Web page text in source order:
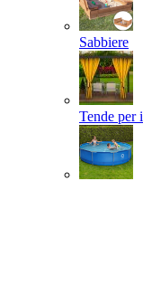
Sabbiere
Tende per